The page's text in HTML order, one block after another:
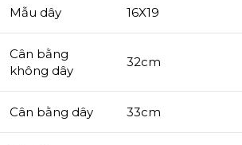
Mẫu dây 16X19
Cân bằng
không dây
32cm
Cân bằng dây 33cm